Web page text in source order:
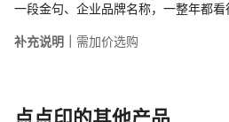
一段金句、企业品牌名称，一整年都看
补充说明｜ 需加价选购